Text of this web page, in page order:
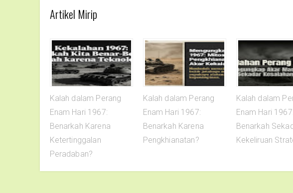
Artikel Mirip
Kalah dalam Perang
Enam Hari 1967:
Benarkah Karena
Ketertinggalan
Peradaban?
Kalah dalam Perang
Enam Hari 1967:
Benarkah Karena
Pengkhianatan?
Kalah dalam
Enam Hari 1967:
Benarkah
Kekeliruan